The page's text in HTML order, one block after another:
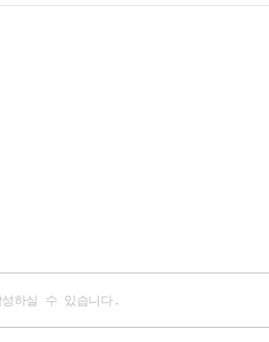
‘웃긴’ 드라마로 온라인상